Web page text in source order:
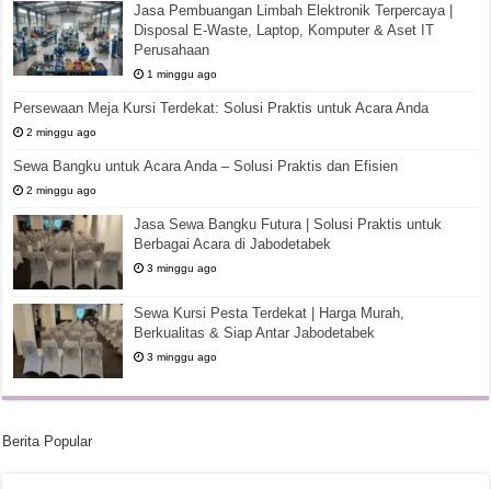
Jasa Pembuangan Limbah Elektronik Terpercaya |
Disposal E-Waste, Laptop, Komputer & Aset IT
Perusahaan
1 minggu ago
Persewaan Meja Kursi Terdekat: Solusi Praktis untuk Acara Anda
2 minggu ago
Sewa Bangku untuk Acara Anda – Solusi Praktis dan Efisien
2 minggu ago
Jasa Sewa Bangku Futura | Solusi Praktis untuk
Berbagai Acara di Jabodetabek
3 minggu ago
Sewa Kursi Pesta Terdekat | Harga Murah,
Berkualitas & Siap Antar Jabodetabek
3 minggu ago
Berita Popular